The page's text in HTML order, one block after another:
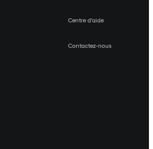
Centre d'aide
Contactez-nous